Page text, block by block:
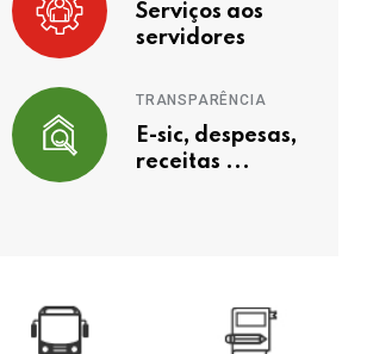
Serviços aos
servidores
TRANSPARÊNCIA
E-sic, despesas,
receitas ...